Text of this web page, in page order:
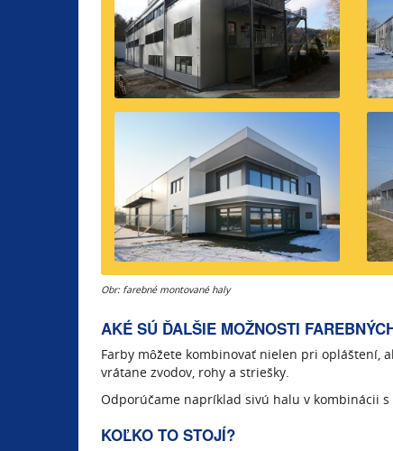
Obr: farebné montované haly
AKÉ SÚ ĎALŠIE MOŽNOSTI
Farby môžete kombinovať nielen pri opláštení,
vrátane zvodov, rohy a striešky.
Odporúčame napríklad sivú halu v kombinácii
KOĽKO TO STOJÍ?